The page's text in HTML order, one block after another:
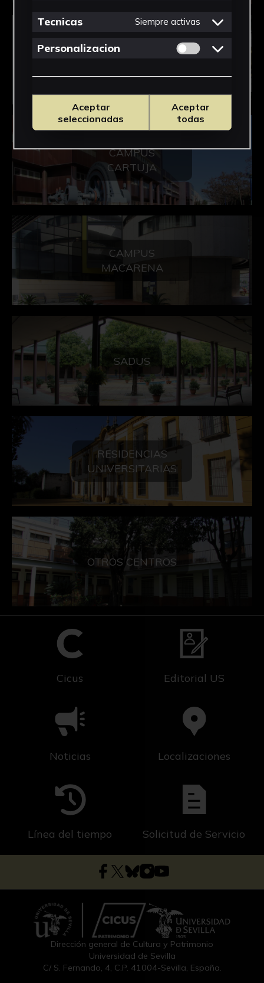
CAMPUS RAMÓN
CAMPUS
CARTUJA
CAMPUS
MACARENA
SADUS
RESIDENCIAS
UNIVERSITARIAS
OTROS CENTROS
Cicus Editorial US
Noticias Localizaciones
Línea del tiempo Solicitud de Servicio
Dirección general de Cultura y Patrimonio
Universidad de Sevilla
C/ S. Fernando, 4, C.P. 41004-Sevilla, España.
Tecnicas Siempre activas
Personalizacion Permitir cookies
Aceptar
seleccionadas
Aceptar
todas